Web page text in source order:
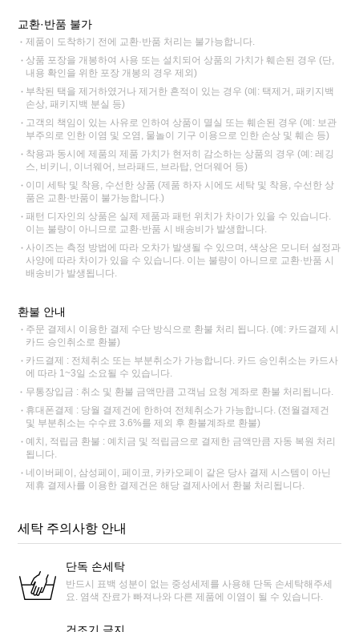
교환·반품 불가
제품이 도착하기 전에 교환·반품 처리는 불가능합니다.
상품 포장을 개봉하여 사용 또는 설치되어 상품의 가치가 훼손된 경우 (단,
내용 확인을 위한 포장 개봉의 경우 제외)
부착된 택을 제거하였거나 제거한 흔적이 있는 경우 (예: 택제거, 패키지백
손상, 패키지백 분실 등)
고객의 책임이 있는 사유로 인하여 상품이 멸실 또는 훼손된 경우 (예: 보관
부주의로 인한 이염 및 오염, 물놀이 기구 이용으로 인한 손상 및 훼손 등)
착용과 동시에 제품의 제품 가치가 현저히 감소하는 상품의 경우 (예: 레깅
스, 비키니, 이너웨어, 브라패드, 브라탑, 언더웨어 등)
이미 세탁 및 착용, 수선한 상품 (제품 하자 시에도 세탁 및 착용, 수선한 상
품은 교환·반품이 불가능합니다.)
패턴 디자인의 상품은 실제 제품과 패턴 위치가 차이가 있을 수 있습니다.
이는 불량이 아니므로 교환·반품 시 배송비가 발생합니다.
사이즈는 측정 방법에 따라 오차가 발생될 수 있으며, 색상은 모니터 설정과
사양에 따라 차이가 있을 수 있습니다. 이는 불량이 아니므로 교환·반품 시
배송비가 발생됩니다.
환불 안내
주문 결제시 이용한 결제 수단 방식으로 환불 처리 됩니다. (예: 카드결제 시
카드 승인취소로 환불)
카드결제 : 전체취소 또는 부분취소가 가능합니다. 카드 승인취소는 카드사
에 따라 1~3일 소요될 수 있습니다.
무통장입금 : 취소 및 환불 금액만큼 고객님 요청 계좌로 환불 처리됩니다.
휴대폰결제 : 당월 결제건에 한하여 전체취소가 가능합니다. (전월결제건
및 부분취소는 수수료 3.6%를 제외 후 환불계좌로 환불)
예치, 적립금 환불 : 예치금 및 적립금으로 결제한 금액만큼 자동 복원 처리
됩니다.
네이버페이, 삼성페이, 페이코, 카카오페이 같은 당사 결제 시스템이 아닌
제휴 결제사를 이용한 결제건은 해당 결제사에서 환불 처리됩니다.
세탁 주의사항 안내
단독 손세탁
반드시 표백 성분이 없는 중성세제를 사용해 단독 손세탁해주세
요. 염색 잔료가 빠져나와 다른 제품에 이염이 될 수 있습니다.